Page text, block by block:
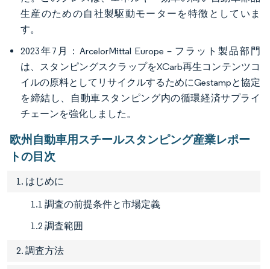
生産のための自社製駆動モーターを特徴としていま
す。
2023年7月：ArcelorMittal Europe – フラット製品部門
は、スタンピングスクラップをXCarb再生コンテンツコ
イルの原料としてリサイクルするためにGestampと協定
を締結し、自動車スタンピング内の循環経済サプライ
チェーンを強化しました。
欧州自動車用スチールスタンピング産業レポー
トの目次
1. はじめに
1.1 調査の前提条件と市場定義
1.2 調査範囲
2. 調査方法